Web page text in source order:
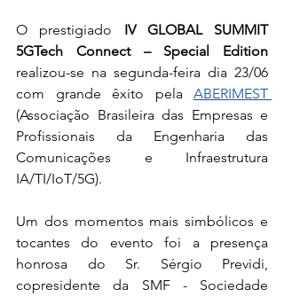
O prestigiado IV GLOBAL SUMMIT
5GTech Connect – Special Edition
realizou-se na segunda-feira dia 23/06
com grande êxito pela
(Associação Brasileira das Empresas e
Profissionais da Engenharia das
Comunicações e Infraestrutura
IA/TI/IoT/5G).
Um dos momentos mais simbólicos e
tocantes do evento foi a presença
honrosa do Sr. Sérgio Previdi,
copresidente da SMF - Sociedade